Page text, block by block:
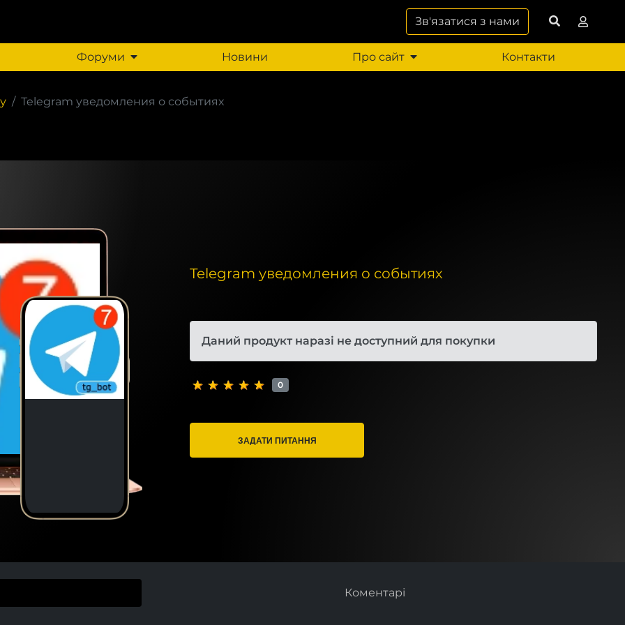
Зв'язатися з нами
Форуми Новини Про сайт Контакти
Telegram уведомления о событиях
Telegram уведомления о событиях
Даний продукт наразі не доступний для покупки
0
ЗАДАТИ ПИТАННЯ
Коментарі